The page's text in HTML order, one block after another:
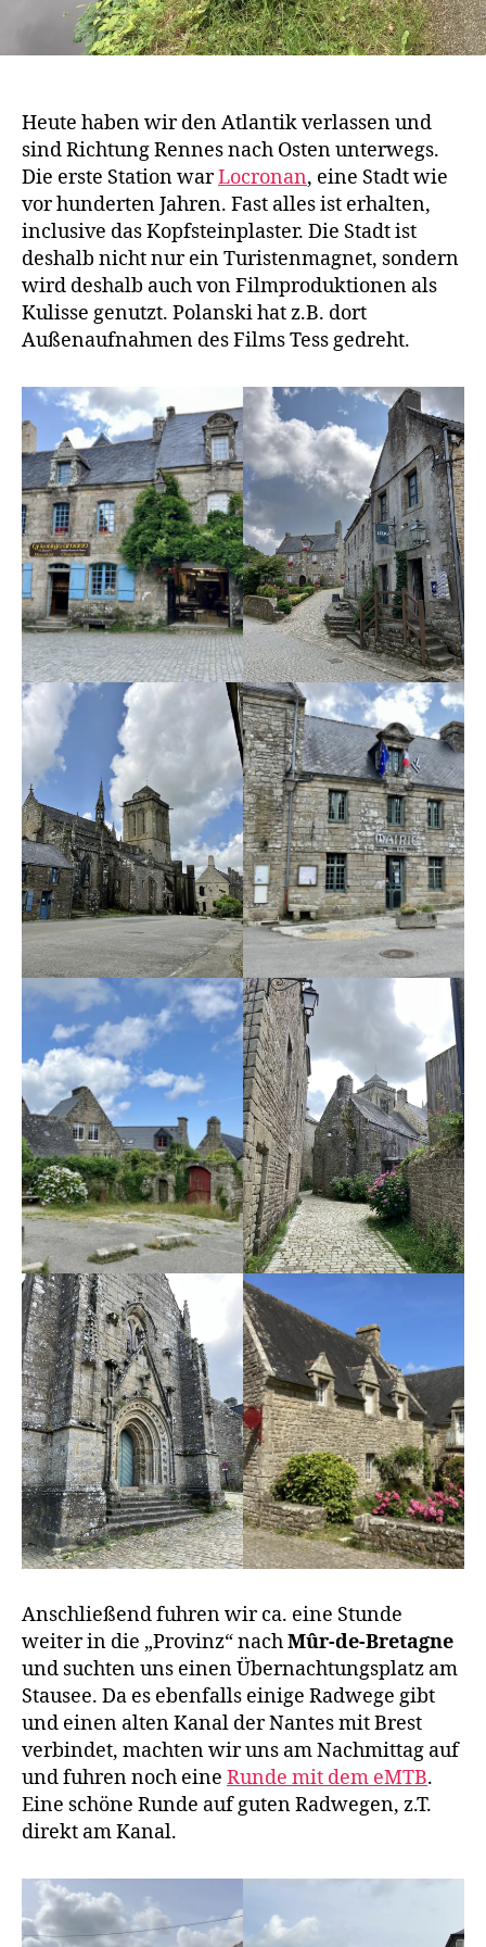
Heute haben wir den Atlantik verlassen und
sind Richtung Rennes nach Osten unterwegs.
Die erste Station warLocronan, eine Stadt wie
vor hunderten Jahren. Fast alles ist erhalten,
inclusive das Kopfsteinplaster. Die Stadt ist
deshalb nicht nur ein Turistenmagnet, sondern
wird deshalb auch von Filmproduktionen als
Kulisse genutzt. Polanski hat z.B. dort
Außenaufnahmen des Films Tess gedreht.
Anschließend fuhren wir ca. eine Stunde
weiter in die „Provinz“ nachMûr-de-Bretagne
und suchten uns einen Übernachtungsplatz am
Stausee. Da es ebenfalls einige Radwege gibt
und einen alten Kanal der Nantes mit Brest
verbindet, machten wir uns am Nachmittag auf
und fuhren noch eine Runde mit dem eMTB.
Eine schöne Runde auf guten Radwegen, z.T.
direkt am Kanal.